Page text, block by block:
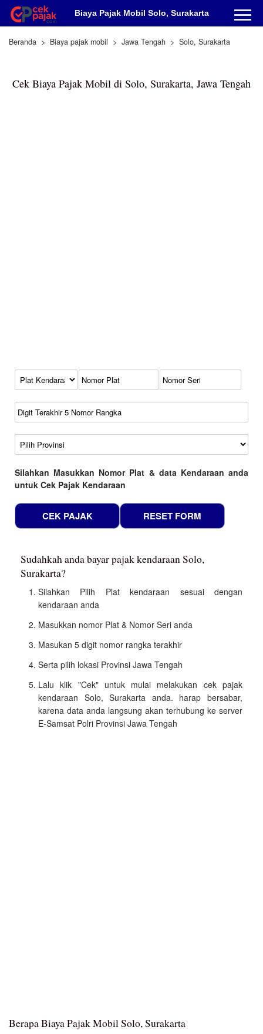
Biaya Pajak Mobil Solo, Surakarta
Beranda Biaya pajak mobil Jawa Tengah Solo, Surakarta
Cek Biaya Pajak Mobil di Solo, Surakarta, Jawa Tengah
Kode Plat Kendaraan
No Plat
No Seri
No Rangka
Wilayah
Silahkan Masukkan Nomor Plat & data Kendaraan anda
untuk Cek Pajak Kendaraan
Sudahkah anda bayar pajak kendaraan Solo,
Surakarta?
Silahkan Pilih Plat kendaraan sesuai dengan
kendaraan anda
Masukkan nomor Plat & Nomor Seri anda
Masukan 5 digit nomor rangka terakhir
Serta pilih lokasi Provinsi Jawa Tengah
Lalu klik "Cek" untuk mulai melakukan cek pajak
kendaraan Solo, Surakarta anda. harap bersabar,
karena data anda langsung akan terhubung ke server
E-Samsat Polri Provinsi Jawa Tengah
Berapa Biaya Pajak Mobil Solo, Surakarta